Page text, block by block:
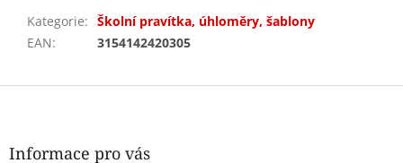
Kategorie: Školní pravítka, úhloměry, šablony
EAN: 3154142420305
Z
Informace pro vás